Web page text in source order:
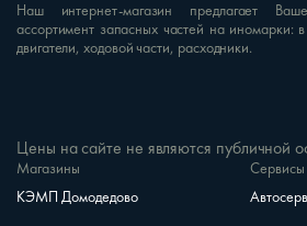
Магазины
КЭМП Домодедово
Сервисы
Наш интернет-магазин предлагает
ассортимент запасных частей на иномарки:
двигатели, ходовой части, расходники.
Цены на сайте не являются публичной